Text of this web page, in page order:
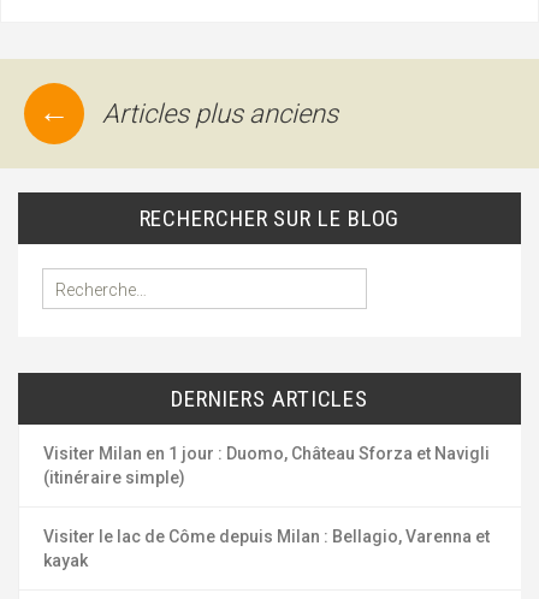
Navigation
des
← Articles plus anciens
RECHERCHER SUR LE BLOG
e
e
c
h
e
:
DERNIERS ARTICLES
Visiter Milan en 1 jour : Duomo, Château Sforza et Navigli
(itinéraire simple)
Visiter le lac de Côme depuis Milan : Bellagio, Varenna et
kayak